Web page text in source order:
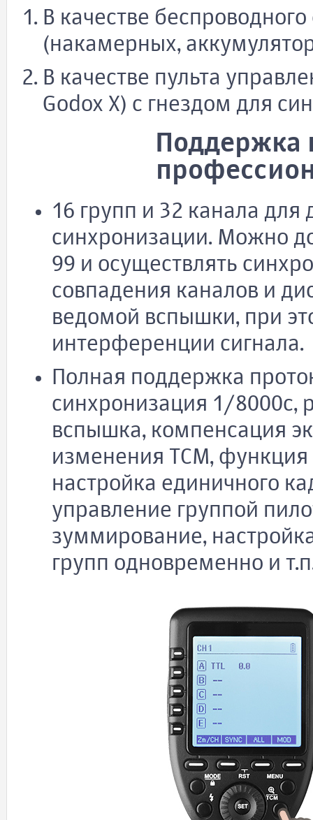
В качестве
(накамерных,
В качестве пульта
Godox X) с гнездом для
Поддержка
16 групп и 32 канала
синхронизации. Можно
99 и осуществлять
совпадения каналов и
ведомой вспышки, при
интерференции сигнала.
Полная поддержка
синхронизация 1/8000с,
вспышка, компенсация
изменения TCM,
настройка единичного
управление группой
зуммирование,
групп одновременно и